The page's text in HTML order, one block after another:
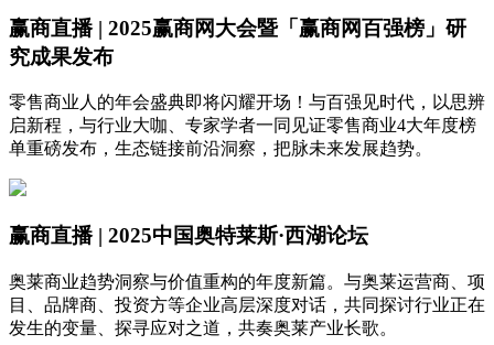
赢商直播 | 2025赢商网大会暨「赢商网百强榜」研
究成果发布
零售商业人的年会盛典即将闪耀开场！与百强见时代，以思辨
启新程，与行业大咖、专家学者一同见证零售商业4大年度榜
单重磅发布，生态链接前沿洞察，把脉未来发展趋势。
赢商直播 | 2025中国奥特莱斯·西湖论坛
奥莱商业趋势洞察与价值重构的年度新篇。与奥莱运营商、项
目、品牌商、投资方等企业高层深度对话，共同探讨行业正在
发生的变量、探寻应对之道，共奏奥莱产业长歌。